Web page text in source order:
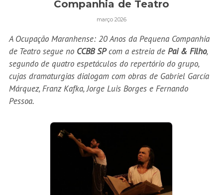
Companhia de Teatro
março 2026
A Ocupação Maranhense: 20 Anos da Pequena Companhia
de Teatro segue no CCBB SPcom a estreia de Pai & Filho,
segundo de quatro espetáculos do repertório do grupo,
cujas dramaturgias dialogam com obras de Gabriel García
Márquez, Franz Kafka, Jorge Luis Borges e Fernando
Pessoa.